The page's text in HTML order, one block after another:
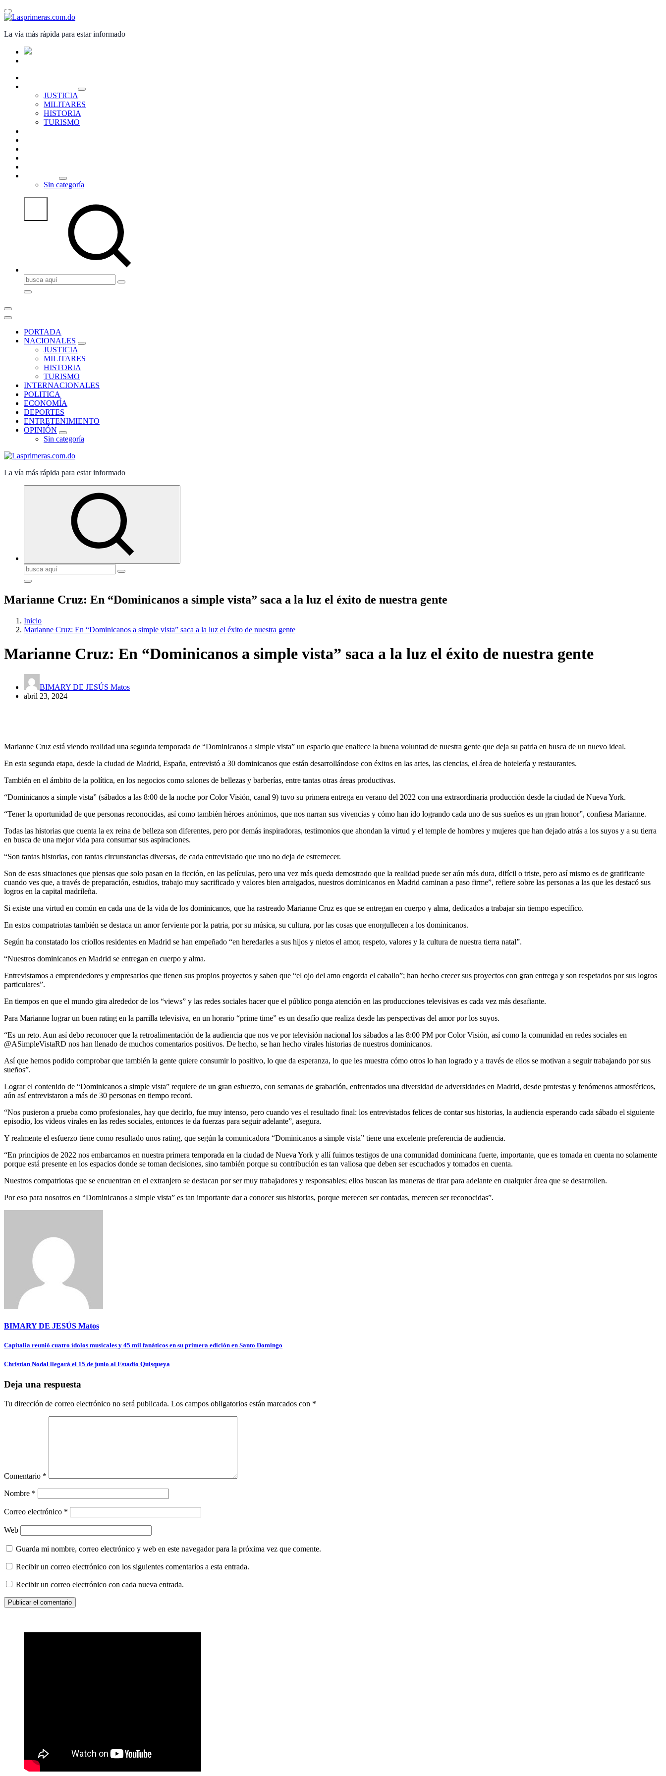
Saltar
al
La vía más rápida para estar informado
JUSTICIA
MILITARES
HISTORIA
TURISMO
Sin categoría
Buscar:
PORTADA
NACIONALES
JUSTICIA
MILITARES
HISTORIA
TURISMO
INTERNACIONALES
POLITICA
ECONOMÍA
DEPORTES
ENTRETENIMIENTO
OPINIÓN
Sin categoría
La vía más rápida para estar informado
Buscar:
Marianne Cruz: En “Dominicanos a simple vista” saca a la luz el éxito de nuestra gente
Inicio
Marianne Cruz: En “Dominicanos a simple vista” saca a la luz el éxito de nuestra gente
Marianne Cruz: En “Dominicanos a simple vista” saca a la luz el éxito de nuestra gente
BIMARY DE JESÚS Matos
abril 23, 2024
Marianne Cruz está viendo realidad una segunda temporada de “Dominicanos a simple vista” un espacio que enaltece la buena voluntad de nuestra gente que deja su patria en busca de un nuevo ideal.
En esta segunda etapa, desde la ciudad de Madrid, España, entrevistó a 30 dominicanos que están desarrollándose con éxitos en las artes, las ciencias, el área de hotelería y restaurantes.
También en el ámbito de la política, en los negocios como salones de bellezas y barberías, entre tantas otras áreas productivas.
“Dominicanos a simple vista” (sábados a las 8:00 de la noche por Color Visión, canal 9) tuvo su primera entrega en verano del 2022 con una extraordinaria producción desde la ciudad de Nueva York.
“Tener la oportunidad de que personas reconocidas, así como también héroes anónimos, que nos narran sus vivencias y cómo han ido logrando cada uno de sus sueños es un gran honor”, confiesa Marianne.
Todas las historias que cuenta la ex reina de belleza son diferentes, pero por demás inspiradoras, testimonios que ahondan la virtud y el temple de hombres y mujeres que han dejado atrás a los suyos y a su tierra
en busca de una mejor vida para consumar sus aspiraciones.
“Son tantas historias, con tantas circunstancias diversas, de cada entrevistado que uno no deja de estremecer.
Son de esas situaciones que piensas que solo pasan en la ficción, en las películas, pero una vez más queda demostrado que la realidad puede ser aún más dura, difícil o triste, pero así mismo es de gratificante
cuando ves que, a través de preparación, estudios, trabajo muy sacrificado y valores bien arraigados, nuestros dominicanos en Madrid caminan a paso firme”, refiere sobre las personas a las que les destacó sus
logros en la capital madrileña.
Si existe una virtud en común en cada una de la vida de los dominicanos, que ha rastreado Marianne Cruz es que se entregan en cuerpo y alma, dedicados a trabajar sin tiempo específico.
En estos compatriotas también se destaca un amor ferviente por la patria, por su música, su cultura, por las cosas que enorgullecen a los dominicanos.
Según ha constatado los criollos residentes en Madrid se han empeñado “en heredarles a sus hijos y nietos el amor, respeto, valores y la cultura de nuestra tierra natal”.
“Nuestros dominicanos en Madrid se entregan en cuerpo y alma.
Entrevistamos a emprendedores y empresarios que tienen sus propios proyectos y saben que “el ojo del amo engorda el caballo”; han hecho crecer sus proyectos con gran entrega y son respetados por sus logros
particulares”.
En tiempos en que el mundo gira alrededor de los “views” y las redes sociales hacer que el público ponga atención en las producciones televisivas es cada vez más desafiante.
Para Marianne lograr un buen rating en la parrilla televisiva, en un horario “prime time” es un desafío que realiza desde las perspectivas del amor por los suyos.
“Es un reto. Aun así debo reconocer que la retroalimentación de la audiencia que nos ve por televisión nacional los sábados a las 8:00 PM por Color Visión, así como la comunidad en redes sociales en
@ASimpleVistaRD nos han llenado de muchos comentarios positivos. De hecho, se han hecho virales historias de nuestros dominicanos.
Así que hemos podido comprobar que también la gente quiere consumir lo positivo, lo que da esperanza, lo que les muestra cómo otros lo han logrado y a través de ellos se motivan a seguir trabajando por sus
sueños”.
Lograr el contenido de “Dominicanos a simple vista” requiere de un gran esfuerzo, con semanas de grabación, enfrentados una diversidad de adversidades en Madrid, desde protestas y fenómenos atmosféricos,
aún así entrevistaron a más de 30 personas en tiempo record.
“Nos pusieron a prueba como profesionales, hay que decirlo, fue muy intenso, pero cuando ves el resultado final: los entrevistados felices de contar sus historias, la audiencia esperando cada sábado el siguiente
episodio, los videos virales en las redes sociales, entonces te da fuerzas para seguir adelante”, asegura.
Y realmente el esfuerzo tiene como resultado unos rating, que según la comunicadora “Dominicanos a simple vista” tiene una excelente preferencia de audiencia.
“En principios de 2022 nos embarcamos en nuestra primera temporada en la ciudad de Nueva York y allí fuimos testigos de una comunidad dominicana fuerte, importante, que es tomada en cuenta no solamente
porque está presente en los espacios donde se toman decisiones, sino también porque su contribución es tan valiosa que deben ser escuchados y tomados en cuenta.
Nuestros compatriotas que se encuentran en el extranjero se destacan por ser muy trabajadores y responsables; ellos buscan las maneras de tirar para adelante en cualquier área que se desarrollen.
Por eso para nosotros en “Dominicanos a simple vista” es tan importante dar a conocer sus historias, porque merecen ser contadas, merecen ser reconocidas”.
BIMARY DE JESÚS Matos
Navegación
de
Capitalia reunió cuatro ídolos musicales y 45 mil fanáticos en su primera edición en Santo Domingo
Christian Nodal llegará el 15 de junio al Estadio Quisqueya
Deja una respuesta
Tu dirección de correo electrónico no será publicada. Los campos obligatorios están marcados con *
Comentario *
Nombre *
Correo electrónico *
Web
Guarda mi nombre, correo electrónico y web en este navegador para la próxima vez que comente.
Recibir un correo electrónico con los siguientes comentarios a esta entrada.
Recibir un correo electrónico con cada nueva entrada.